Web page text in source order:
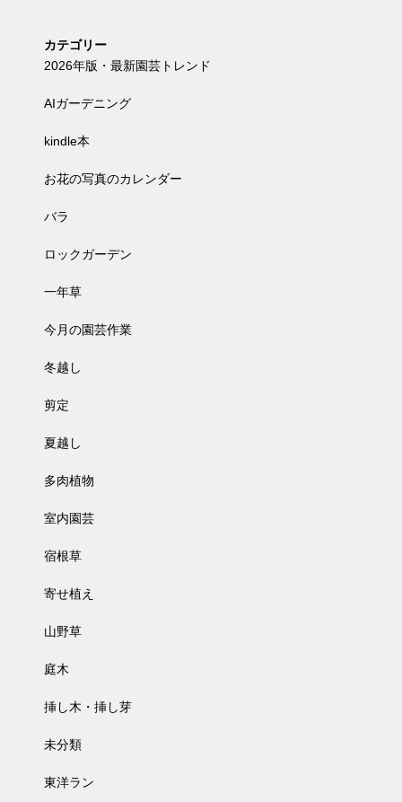
カテゴリー
2026年版・最新園芸トレンド
AIガーデニング
kindle本
お花の写真のカレンダー
バラ
ロックガーデン
一年草
今月の園芸作業
冬越し
剪定
夏越し
多肉植物
室内園芸
宿根草
寄せ植え
山野草
庭木
挿し木・挿し芽
未分類
東洋ラン